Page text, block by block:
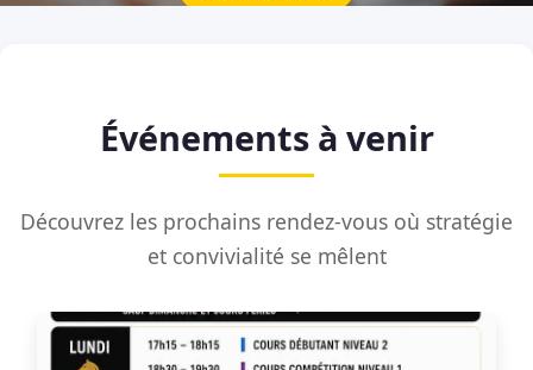
Événements à venir
Découvrez les prochains rendez-vous où stratégie
et convivialité se mêlent